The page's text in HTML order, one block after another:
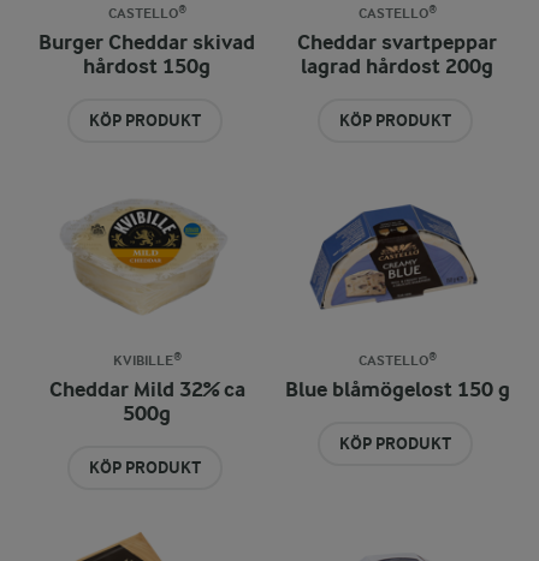
CASTELLO®
Burger Cheddar skivad
hårdost 150g
KÖP PRODUKT
CASTELLO®
Cheddar svartpeppar
lagrad hårdost 200g
KÖP PRODUKT
KVIBILLE®
Cheddar Mild 32% ca
500g
KÖP PRODUKT
CASTELLO®
Blue blåmögelost 150 g
KÖP PRODUKT